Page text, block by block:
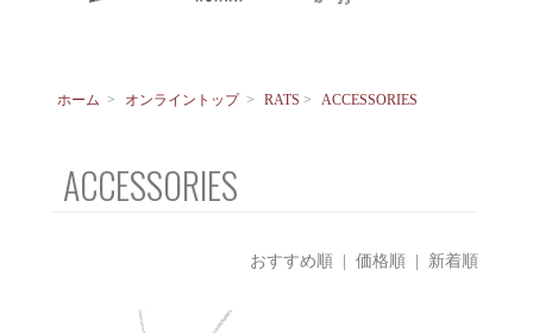
ホーム > オンライントップ > RATS > ACCESSORIES
ACCESSORIES
おすすめ順 価格順 | 新着順